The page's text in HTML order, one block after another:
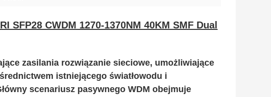
SFP28 CWDM 1270-1370NM 40KM SMF Dual
zasilania rozwiązanie sieciowe, umożliwiające
istniejącego światłowodu i
scenariusz pasywnego WDM obejmuje